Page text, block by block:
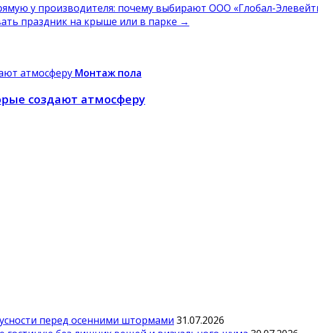
у производителя: почему выбирают OOO «Глобал-
праздник на крыше или в парке →
Монтаж пола
создают атмосферу
перед осенними штормами 31.07.2026